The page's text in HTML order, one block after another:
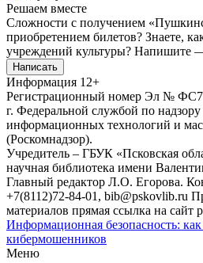
Решаем вместе
Сложности с получением
приобретением билетов? Знаете,
учреждений культуры? Напишите
Написать
Информация 12+
Регистрационный номер Эл №
г. Федеральной службой по надзору
информационных технологий и
(Роскомнадзор).
Учредитель – ГБУК «Псковская
научная библиотека имени
Главный редактор Л.О. Егорова.
+7(8112)72-84-01, bib@pskovlib.ru
материалов прямая ссылка на сайт
Информационная безопасность:
кибермошенников
Меню